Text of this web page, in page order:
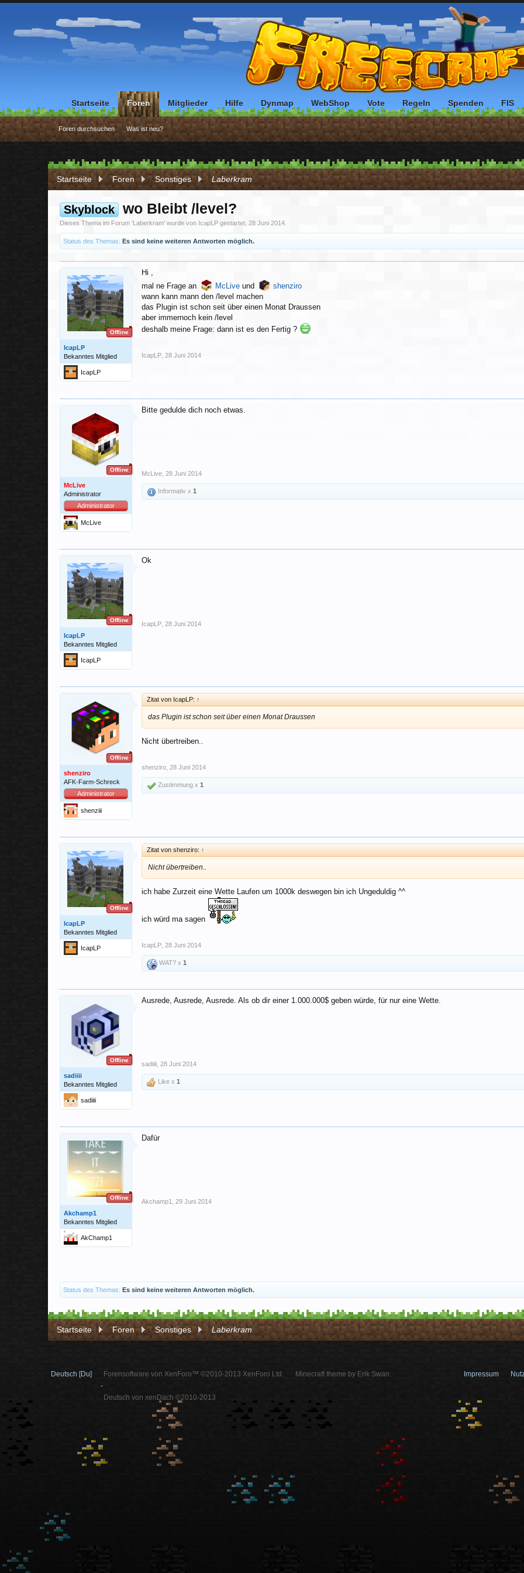
Startseite Foren Sonstiges Laberkram
Skyblock wo Bleibt /level?
Dieses Thema im Forum 'Laberkram' wurde von IcapLP gestartet, 28 Juni 2014
Status des Themas: Es sind keine weiteren Antworten möglich.
Offline
IcapLP
Bekanntes Mitglied
IcapLP
Hi ,
mal ne Frage an
McLive und
shenziro
wann kann mann den /level machen
das Plugin ist schon seit über einen Monat Draussen
aber immernoch kein /level
deshalb meine Frage: dann ist es den Fertig ?
IcapLP 28 Juni 2014
Offline
McLive
Administrator
Administrator
McLive
Bitte gedulde dich noch etwas.
McLive 28 Juni 2014
Informativ x 1
Offline
IcapLP
Bekanntes Mitglied
IcapLP
Ok
IcapLP 28 Juni 2014
Offline
shenziro
AFK-Farm-Schreck
Administrator
shenziii
Zitat von IcapLP: ↑
das Plugin ist schon seit über einen Monat Draussen
Nicht übertreiben..
shenziro 28 Juni 2014
Zustimmung x 1
Offline
IcapLP
Bekanntes Mitglied
IcapLP
Zitat von shenziro: ↑
Nicht übertreiben..
ich habe Zurzeit eine Wette Laufen um 1000k deswegen bin ich Ungeduldig ^^
ich würd ma sagen
IcapLP 28 Juni 2014
WAT? x 1
Offline
sadiiii
Bekanntes Mitglied
sadiiii
Ausrede, Ausrede, Ausrede. Als ob dir einer 1.000.000$ geben würde, für nur eine Wette.
sadiiii 28 Juni 2014
Like x 1
Offline
Akchamp1
Bekanntes Mitglied
AkChamp1
Dafür
Akchamp1 29 Juni 2014
Status des Themas: Es sind keine weiteren Antworten möglich.
Startseite Foren Sonstiges Laberkram
Startseite Foren
Foren durchsuchen Was ist neu?
Mitglieder Hilfe Dynmap WebShop Vote Regeln Spenden FIS
Deutsch [Du]
Forensoftware von XenForo™ ©2010-2013 XenForo Ltd.
-
Deutsch von xenDach ©2010-2013
Minecraft theme by Erik Swan. Impressum